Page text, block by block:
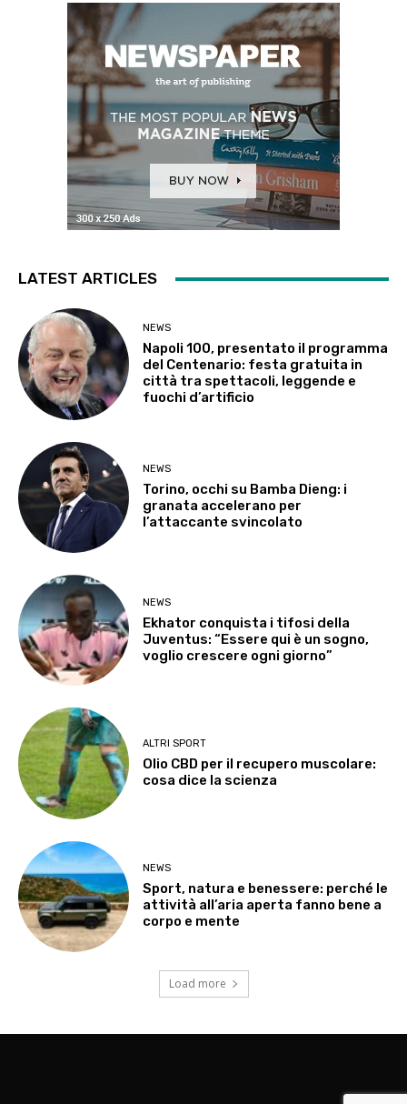
LATEST ARTICLES
NEWS
Napoli 100, presentato il programma
del Centenario: festa gratuita in
città tra spettacoli, leggende e
fuochi d’artificio
NEWS
Torino, occhi su Bamba Dieng: i
granata accelerano per
l’attaccante svincolato
NEWS
Ekhator conquista i tifosi della
Juventus: “Essere qui è un sogno,
voglio crescere ogni giorno”
ALTRI SPORT
Olio CBD per il recupero muscolare:
cosa dice la scienza
NEWS
Sport, natura e benessere: perché le
attività all’aria aperta fanno bene a
corpo e mente
Load more